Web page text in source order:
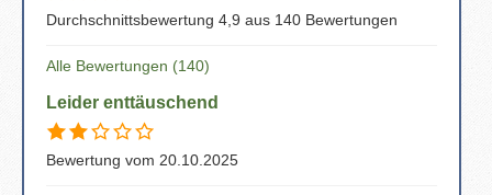
Durchschnittsbewertung 4,9 aus 140 Bewertungen
Alle Bewertungen (140)
Leider enttäuschend
Bewertung vom 20.10.2025